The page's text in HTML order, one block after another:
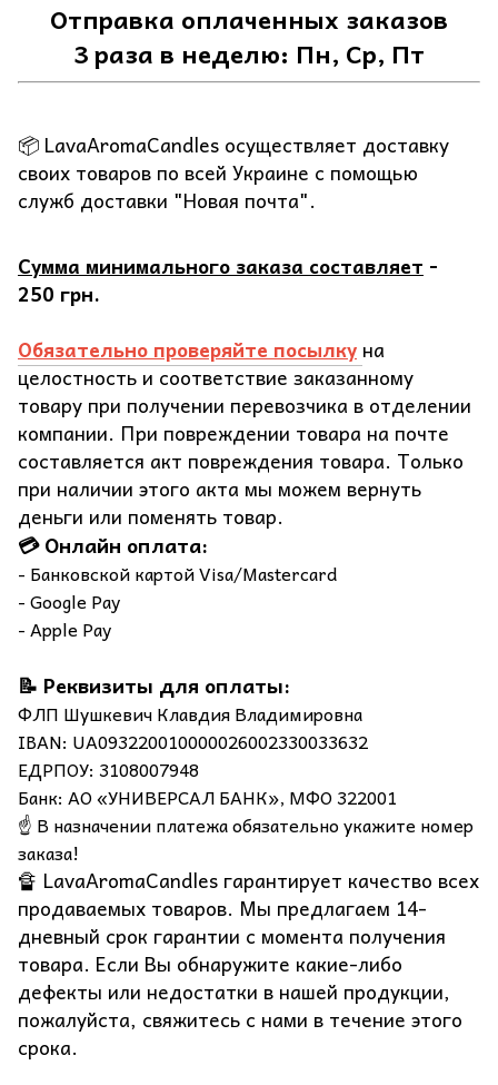
Отправка оплаченных заказов
3 раза в неделю: Пн, Ср, Пт
📦 LavaAromaCandles осуществляет доставку
своих товаров по всей Украине с помощью
служб доставки "Новая почта".
Сумма минимального заказа составляет -
250 грн.
Обязательно проверяйте посылку на
целостность и соответствие заказанному
товару при получении перевозчика в отделении
компании. При повреждении товара на почте
составляется акт повреждения товара. Только
при наличии этого акта мы можем вернуть
деньги или поменять товар.
💳 Онлайн оплата:
- Банковской картой Visa/Mastercard
- Google Pay
- Apple Pay
📝 Реквизиты для оплаты:
ФЛП Шушкевич Клавдия Владимировна
IBAN: UA093220010000026002330033632
ЕДРПОУ: 3108007948
Банк: АО «УНИВЕРСАЛ БАНК», МФО 322001
☝️ В назначении платежа обязательно укажите номер
заказа!
🔏 LavaAromaCandles гарантирует качество всех
продаваемых товаров. Мы предлагаем 14-
дневный срок гарантии с момента получения
товара. Если Вы обнаружите какие-либо
дефекты или недостатки в нашей продукции,
пожалуйста, свяжитесь с нами в течение этого
срока.